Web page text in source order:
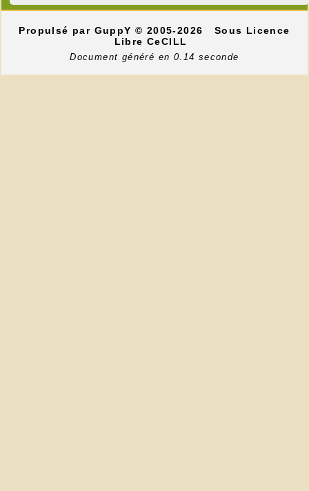
Propulsé par GuppY© 2005-2026
Sous Licence
Libre CeCILL
Document généré en 0.14 seconde